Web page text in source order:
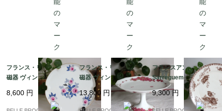
フランス・リモージュ
磁器 ヴィンテージ ｜フ
ランス発送（到着まで2
-3週間）
8,600 円
フランス・リモージュ
磁器 ヴィンテージ コン
ポティエ / 12角形の高
台皿 ピンクの花模様 Li
moges Unique｜フラ
13,800 円
フランスアンティーク
Sarreguemines サルグ
ミンヌ / ROYAT（ロワ
イヤル）プレート 茶色
｜フランス発送（到着
9,300円